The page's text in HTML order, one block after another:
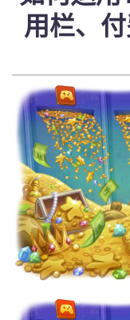
用栏、